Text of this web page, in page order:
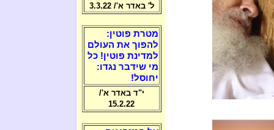
ל' באדר א'/ 3.3.22
מטרת פוטין:
להפוך את העולם
למדינת פוטין! כל
מי שידבר נגדו:
יחוסל!
י"ד באדר א'/
15.2.22